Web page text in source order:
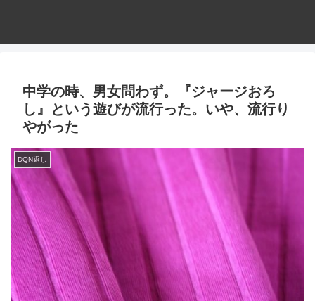
中学の時、男女問わず。『ジャージおろ
し』という遊びが流行った。いや、流行り
やがった
DQN返し